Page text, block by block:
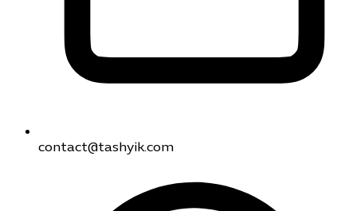
contact@tashyik.com